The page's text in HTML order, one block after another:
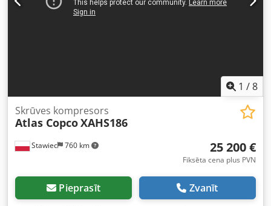
Viss redzams attēlos Stāvoklis: Lietots, darba kārtībā, ar
normālām lietošanas pazīmēm. Nav plaisu, nav vaļīguma.
1 /8
Stawiec 760 km
Skrūves kompresors
Atlas CopcoXAHS186
25 200 €
Fiksēta cena plus PVN
Pieprasīt Zvanīt